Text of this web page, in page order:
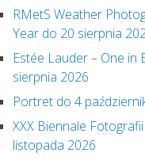
RMetS Weather
Year do 20 sierpnia
Estée Lauder – One in
sierpnia 2026
Portret do 4
XXX Biennale
listopada 2026